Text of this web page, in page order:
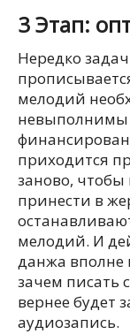
3 Этап:
Нередко
мелодий
невыполнимы
приходится
заново,
принести в
мелодий. И
данжа вполне
зачем писать
вернее будет
аудиозапись.